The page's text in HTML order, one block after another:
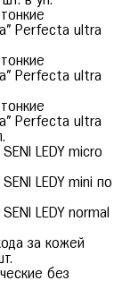
Perfecta ultra
Perfecta ultra
Perfecta ultra
LEDY micro
LEDY mini по
LEDY normal
за кожей
без